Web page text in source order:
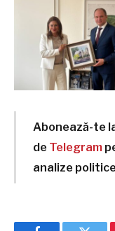
Abonează-te
de Telegram
analize